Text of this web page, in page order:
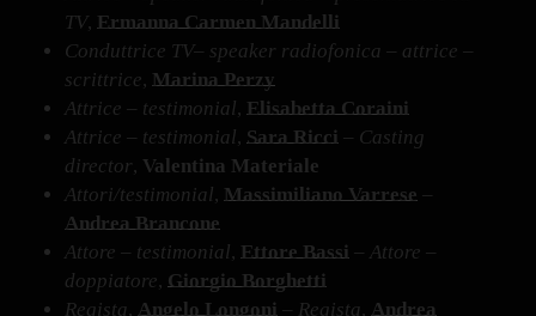
Attrice – testimonial,Elisabetta Coraini
Attrice – testimonial ,Sara Ricci–Casting
director , Valentina Materiale
Attori/testimonial,Massimiliano Varrese
Andrea Brancone
Attore – testimonial ,Ettore Bassi
doppiatore,Giorgio Borghetti
Regista,Angelo Longoni
Castoldi